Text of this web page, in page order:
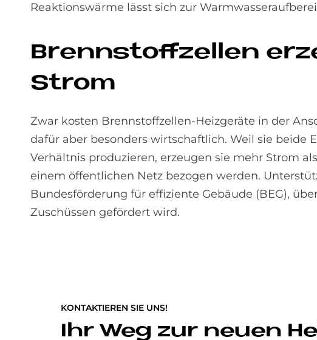
Reaktionswärme lässt sich zur
Brenn­stoff­zel­len
Strom
Zwar kosten Brennstoffzellen-Heizgeräte in der
dafür aber besonders wirtschaftlich. Weil sie beide
Verhältnis produzieren, erzeugen sie mehr Strom
einem öffentlichen Netz bezogen werden.
Bundesförderung für effiziente Gebäude (BEG),
Zuschüssen gefördert wird.
KONTAKTIEREN SIE UNS!
Ihr Weg zur neuen